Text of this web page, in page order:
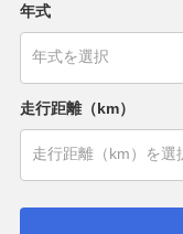
年式
走行距離（km）